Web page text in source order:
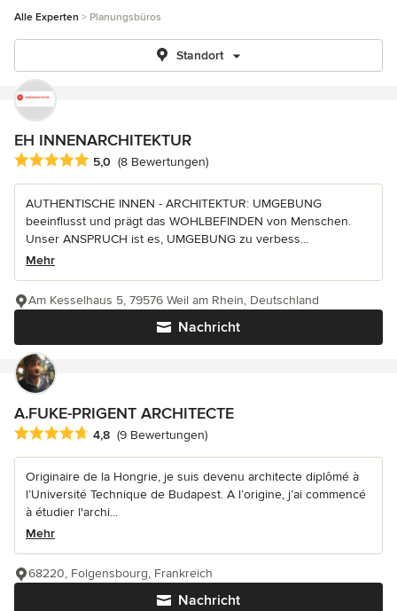
Alle Experten Planungsbüros
Standort
EH INNENARCHITEKTUR
Durchschnittliche Bewertung: 5 von 5 Sternen
5,0 (8 Bewertungen)
AUTHENTISCHE INNEN - ARCHITEKTUR: UMGEBUNG
beeinflusst und prägt das WOHLBEFINDEN von Menschen.
Unser ANSPRUCH ist es, UMGEBUNG zu verbess...
Mehr
Nachricht
Am Kesselhaus 5, 79576 Weil am Rhein, Deutschland
A.FUKE-PRIGENT ARCHITECTE
Durchschnittliche Bewertung: 4.8 von 5 Sternen
4,8 (9 Bewertungen)
Originaire de la Hongrie, je suis devenu architecte diplômé à
l’Université Technique de Budapest. A l’origine, j’ai commencé
à étudier l'archi...
Mehr
Nachricht
68220, Folgensbourg, Frankreich